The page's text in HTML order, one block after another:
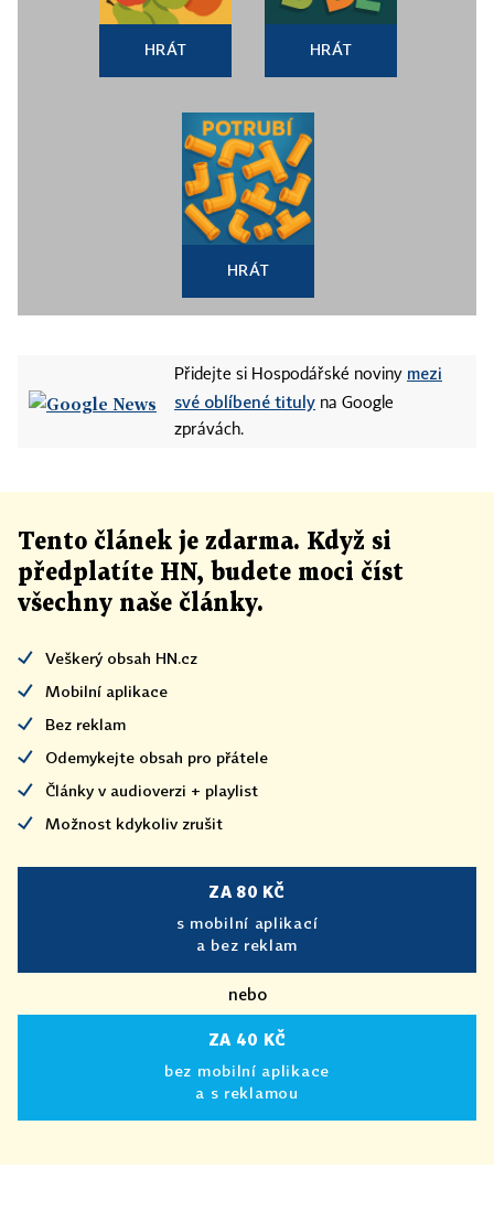
HRÁT HRÁT
HRÁT
Přidejte si Hospodářské noviny mezi
své oblíbené tituly na Google
zprávách.
Tento článek je zdarma. Když si
předplatíte HN, budete moci číst
všechny naše články.
Veškerý obsah HN.cz
Mobilní aplikace
Bez reklam
Odemykejte obsah pro přátele
Články v audioverzi + playlist
Možnost kdykoliv zrušit
ZA 80 KČ
s mobilní aplikací
a bez reklam
nebo
ZA 40 KČ
bez mobilní aplikace
a s reklamou